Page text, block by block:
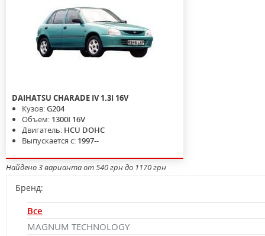
DAIHATSU CHARADE IV 1.3I 16V
Кузов:G204
Объем: 1300I 16V
Двигатель: HCU DOHC
Выпускается с: 1997--
Найдено 3 варианта от 540 грн до 1170 грн
Бренд:
Все
MAGNUM TECHNOLOGY